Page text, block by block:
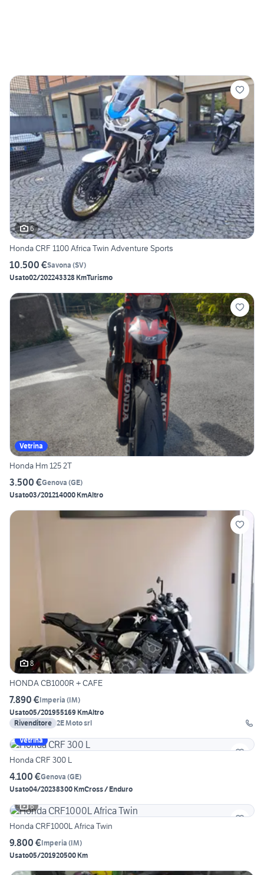
6
Honda CRF 1100 Africa Twin Adventure Sports
10.500 €Savona (SV)
Usato02/202243328 KmTurismo
Vetrina
Honda Hm 125 2T
3.500 €Genova (GE)
Usato03/201214000 KmAltro
8
HONDA CB1000R + CAFE
7.890 €Imperia (IM)
Usato05/201955169 KmAltro
Rivenditore 2E Moto srl
Vetrina
Honda CRF 300 L
4.100 €Genova (GE)
Usato04/20238300 KmCross / Enduro
6
Honda CRF1000L Africa Twin
9.800 €Imperia (IM)
Usato05/201920500 Km